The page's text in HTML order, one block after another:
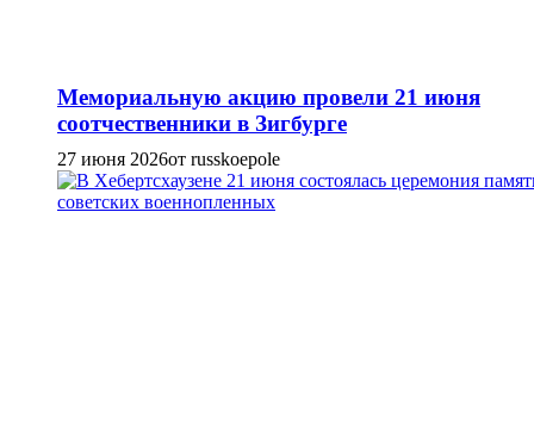
Мемориальную акцию провели 21 июня
соотчественники в Зигбурге
27 июня 2026от russkoepole